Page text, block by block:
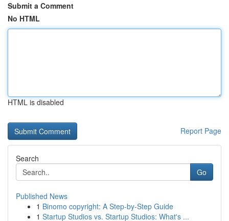
Submit a Comment
No HTML
HTML is disabled
Report Page
Search
Go
Published News
1 Binomo copyright: A Step-by-Step Guide
1 Startup Studios vs. Startup Studios: What's ...